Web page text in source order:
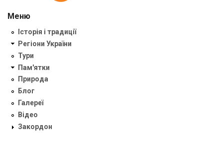
Меню
Історія і традиції
Регіони України
Тури
Пам'ятки
Природа
Блог
Галереї
Відео
Закордон